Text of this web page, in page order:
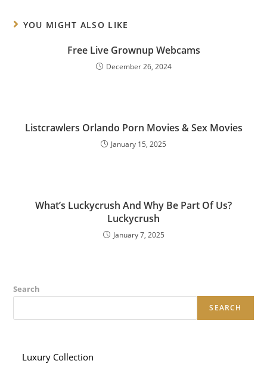
YOU MIGHT ALSO LIKE
Free Live Grownup Webcams
December 26, 2024
Listcrawlers Orlando Porn Movies & Sex Movies
January 15, 2025
What’s Luckycrush And Why Be Part Of Us?
Luckycrush
January 7, 2025
Search
SEARCH
Luxury Collection